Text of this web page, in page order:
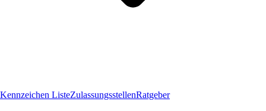
Kennzeichen ListeZulassungsstellenRatgeber